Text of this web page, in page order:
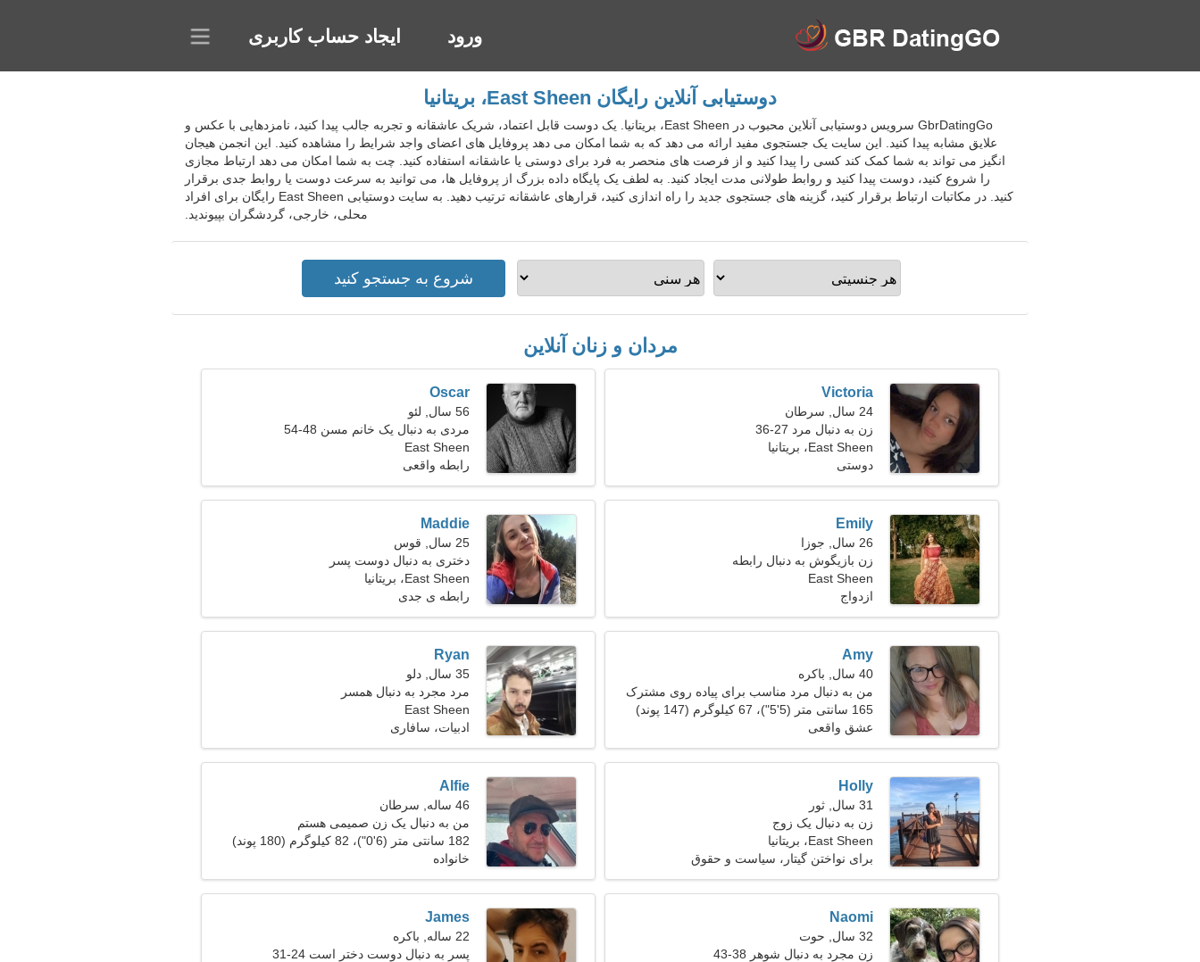
ورود ایجاد حساب کاربری
دوستیابی آنلاین رایگان East Sheen، بریتانیا
GbrDatingGo سرویس دوستیابی آنلاین محبوب در East Sheen، بریتانیا. یک دوست قابل اعتماد، شریک عاشقانه و تجربه جالب پیدا کنید، نامزدهایی با عکس و
علایق مشابه پیدا کنید. این سایت یک جستجوی مفید ارائه می دهد که به شما امکان می دهد پروفایل های اعضای واجد شرایط را مشاهده کنید. این انجمن هیجان
انگیز می تواند به شما کمک کند کسی را پیدا کنید و از فرصت های منحصر به فرد برای دوستی یا عاشقانه استفاده کنید. چت به شما امکان می دهد ارتباط مجازی
را شروع کنید، دوست پیدا کنید و روابط طولانی مدت ایجاد کنید. به لطف یک پایگاه داده بزرگ از پروفایل ها، می توانید به سرعت دوست یا روابط جدی برقرار
کنید. در مکاتبات ارتباط برقرار کنید، گزینه های جستجوی جدید را راه اندازی کنید، قرارهای عاشقانه ترتیب دهید. به سایت دوستیابی East Sheen رایگان برای افراد
محلی، خارجی، گردشگران بپیوندید.
مردان و زنان آنلاین
Victoria
24 سال, سرطان
زن به دنبال مرد 27-36
East Sheen، بریتانیا
دوستی
Oscar
56 سال, لئو
مردی به دنبال یک خانم مسن 48-54
East Sheen
رابطه واقعی
Emily
26 سال, جوزا
زن بازیگوش به دنبال رابطه
East Sheen
ازدواج
Maddie
25 سال, قوس
دختری به دنبال دوست پسر
East Sheen، بریتانیا
رابطه ی جدی
Amy
40 سال, باکره
من به دنبال مرد مناسب برای پیاده روی مشترک
هستم
165 سانتی متر (5'5")، 67 کیلوگرم (147 پوند)
عشق واقعی
Ryan
35 سال, دلو
مرد مجرد به دنبال همسر
East Sheen
ادبیات، سافاری
Holly
31 سال, ثور
زن به دنبال یک زوج
East Sheen، بریتانیا
برای نواختن گیتار، سیاست و حقوق
Alfie
46 ساله, سرطان
من به دنبال یک زن صمیمی هستم
182 سانتی متر (6'0")، 82 کیلوگرم (180 پوند)
خانواده
Naomi
32 سال, حوت
زن مجرد به دنبال شوهر 38-43
James
22 ساله, باکره
پسر به دنبال دوست دختر است 24-31